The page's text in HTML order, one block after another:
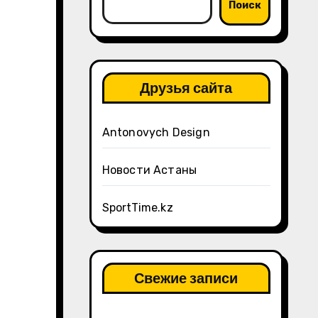
Поиск
Друзья сайта
Antonovych Design
Новости Астаны
SportTime.kz
Свежие записи